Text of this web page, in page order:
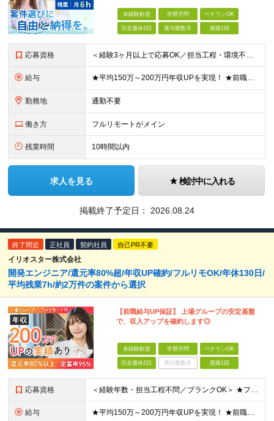
未経験歓迎 学歴不問 ベテランOK
完全週休2日 賞与複数月 面接1回
応募資格 ＜経験3ヶ月以上で応募OK／担当工程・環境不問／ブランクOK＞ ★20代～50代まで幅広く活躍中 ★キャリア20年以上のベテランも歓迎 ★子育てと両立しながら働く社員も在籍 ★ブランクあり・正社員デビ
給与 ★平均150万～200万円年収UPを実現！ ★前職給与を100％保証！ ★案件内容の開示・明確な評価体制あり ⇒クライアント評価で即昇給を実現したケースも◎ ★年12回（毎月昇給チャンスあり） ■月
勤務地 通勤不要
働き方 フルリモートがメイン
残業時間 10時間以内
求人を見る 検討中に入れる
掲載終了予定日： 2026.08.24
終了間近 正社員 契約社員 自己PR不要
イリオスター株式会社
開発エンジニア/還元率80%超/年収UP確約/フルリモOK/年休130日/
平均残業7h/約2万件の案件から選択
【前職給与UP保証】 上場グループの安定基盤
で、収入アップを確約します◎
未経験歓迎 学歴不問 ベテランOK
完全週休2日 賞与複数月 面接1回
応募資格 ＜経験年数・担当工程不問／ブランクOK＞ ★フルリモートや柔軟な働き方を活用する社員も多数 ★20代～50代まで幅広く活躍中 ★子育てと両立しながら働く社員も在籍 ★第二新卒・ブランクあり・正社員デビ
給与 ★平均150万～200万円年収UPを実現！ ★前職給与を100％保証！ ★案件内容の開示・明確な評価体制あり ⇒クライアント評価で即昇給を実現したケースも◎ ★年12回（毎月昇給チャンスあり） ■月